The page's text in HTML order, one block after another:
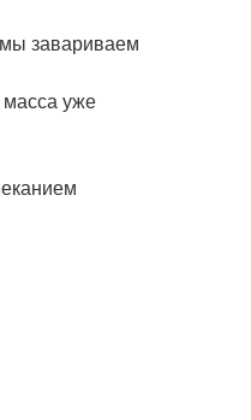
завариваем
масса уже